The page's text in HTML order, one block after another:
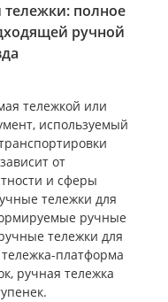
полное
ручной
тележкой или
используемый
от
и сферы
тележки для
ручные
тележки для
платформа
ручная тележка